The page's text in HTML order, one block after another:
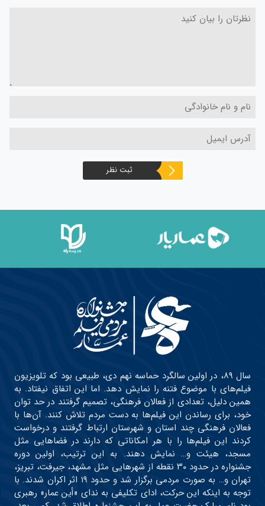
ثبت نظر
سال ۸۹، در اولین سالگرد حماسه نهم دی، طبیعی بود که تلویزیون
فیلم‌های با موضوع فتنه را نمایش دهد. اما این اتفاق نیفتاد. به
همین دلیل، تعدادی از فعالان فرهنگی، تصمیم گرفتند در حد توان
خود، برای رساندن این فیلم‌ها به دست مردم تلاش کنند. آن‌ها با
فعالان فرهنگی چند استان و شهرستان ارتباط گرفتند و درخواست
کردند این فیلم‌ها را با هر امکاناتی که دارند در فضاهایی مثل
مسجد، هیئت و… نمایش دهند. به این ترتیب، اولین دوره
جشنواره در حدود ۳۰ نقطه از شهرهایی مثل مشهد، جیرفت، تبریز،
تهران و… به صورت مردمی برگزار شد و حدود ۱۹ اثر اکران شدند. با
توجه به اینکه این حرکت، ادای تکلیفی به ندای «أین عمار» رهبری